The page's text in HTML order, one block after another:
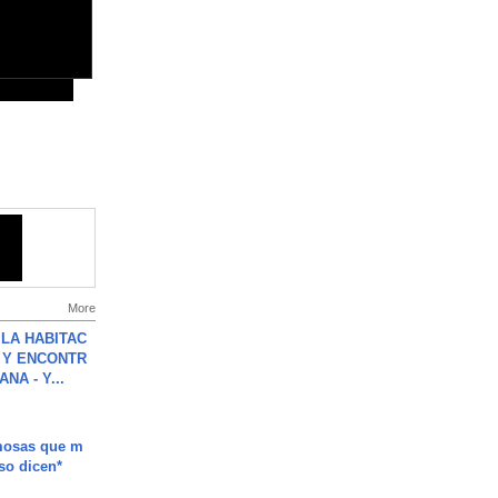
More
HABITAC
ENCONTR
- Y...
que m
dicen*